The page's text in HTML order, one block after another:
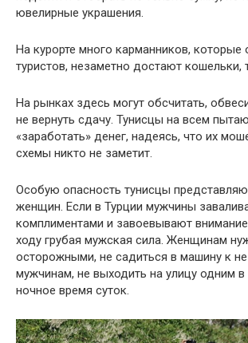
ювелирные украшения.
На курорте много карманников, которые
туристов, незаметно достают кошельки,
На рынках здесь могут обсчитать,
не вернуть сдачу. Тунисцы на всем
«заработать» денег, надеясь, что их
схемы никто не заметит.
Особую опасность тунисцы
женщин. Если в Турции мужчины
комплиментами и завоевывают
ходу грубая мужская сила. Женщинам
осторожными, не садиться в машину к
мужчинам, не выходить на улицу одним в
ночное время суток.